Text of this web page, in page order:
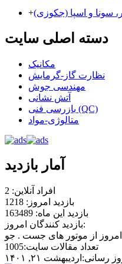
+سونا و اسپا (جکوزی)
دسته اصلی سایت
مکانیک
نظارت گاز-گرمایش
مهندسی جوش
آتش نشانی
بازرسی فنی (QC)
متالوژی-مواد
آمار بازدید
افراد آنلاین: 2
بازدید امروز: 1218
بازدید این ماه: 163489
بازدید کنندگان امروز:
تعداد مقالات سایت:1005
رسانی:اردیبهشت ۲۱, ۱۴۰۱